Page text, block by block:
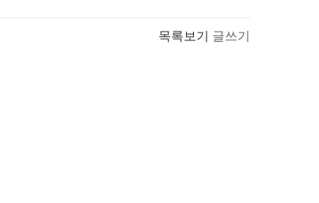
목록보기 글쓰기